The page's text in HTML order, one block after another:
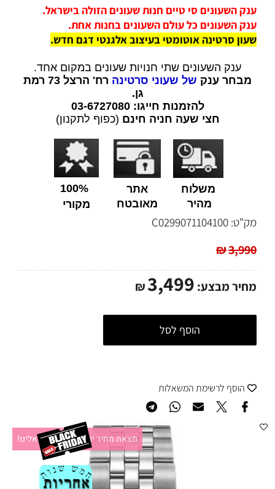
מצאת מחיר יותר זול?תקשרו אלינו!
ענק השעונים סי טיים חנות שעונים הזולה בישראל.
ענק השעונים כל עולם השעונים בחנות אחת.
שעון סרטינה אוטומטי בעיצוב אלגנטי דגם חדש.
ענק השעונים שתי חנויות שעונים במקום אחד.
מבחר ענק של שעוני סרטינה
רח' הרצל 73 רמת
גן.
להזמנות חייגו: 03-6727080
חצי שעה חניה חינם (כפוף לתקנון)
משלוח
מהיר
אתר
מאובטח
100%
מקורי
מק"ט: C0299071104100
₪3,990
מחיר מבצע: ₪3,499
הוסף לסל
הוסף לרשימת המשאלות